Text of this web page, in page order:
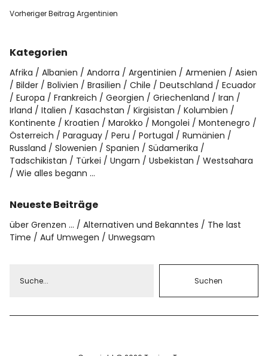
Vorheriger Beitrag Argentinien
Kategorien
Afrika Albanien Andorra Argentinien Armenien
Asien
Bilder
Bolivien Brasilien Chile Deutschland
Ecuador
Europa
Frankreich Georgien Griechenland
Iran
Irland
Italien Kasachstan Kirgisistan
Kolumbien
Kontinente
Kroatien Marokko Mongolei
Montenegro
Österreich
Paraguay Peru Portugal
Rumänien
Russland
Slowenien Spanien
Südamerika
Tadschikistan
Türkei Ungarn Usbekistan
Westsahara
Wie alles begann …
Neueste Beiträge
über Grenzen … Alternativen und Bekanntes
The last
Time
Auf Umwegen Unwegsam